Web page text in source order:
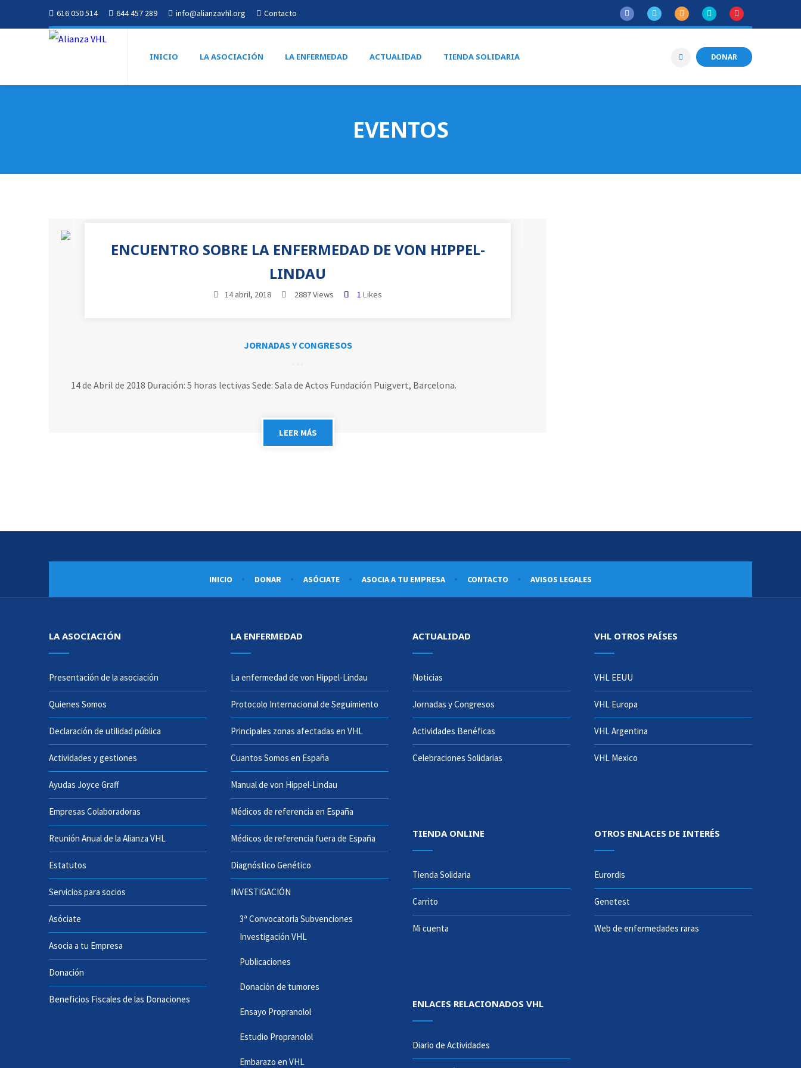
616 050 514 644 457 289 info@alianzavhl.org Contacto
INICIO LA ASOCIACIÓN LA ENFERMEDAD ACTUALIDAD TIENDA SOLIDARIA DONAR
EVENTOS
ENCUENTRO SOBRE LA ENFERMEDAD DE VON HIPPEL-
LINDAU
14 abril, 2018 2887 Views 1 Likes
JORNADAS Y CONGRESOS
14 de Abril de 2018 Duración: 5 horas lectivas Sede: Sala de Actos Fundación Puigvert, Barcelona.
LEER MÁS
INICIO DONAR ASÓCIATE ASOCIA A TU EMPRESA CONTACTO AVISOS LEGALES
LA ASOCIACIÓN
Presentación de la asociación
Quienes Somos
Declaración de utilidad pública
Actividades y gestiones
Ayudas Joyce Graff
Empresas Colaboradoras
Reunión Anual de la Alianza VHL
Estatutos
Servicios para socios
Asóciate
Asocia a tu Empresa
Donación
Beneficios Fiscales de las Donaciones
LA ENFERMEDAD
La enfermedad de von Hippel-Lindau
Protocolo Internacional de Seguimiento
Principales zonas afectadas en VHL
Cuantos Somos en España
Manual de von Hippel-Lindau
Médicos de referencia en España
Médicos de referencia fuera de España
Diagnóstico Genético
INVESTIGACIÓN
3ª Convocatoria Subvenciones
Investigación VHL
Publicaciones
Donación de tumores
Ensayo Propranolol
Estudio Propranolol
Embarazo en VHL
ACTUALIDAD
Noticias
Jornadas y Congresos
Actividades Benéficas
Celebraciones Solidarias
TIENDA ONLINE
Tienda Solidaria
Carrito
Mi cuenta
ENLACES RELACIONADOS VHL
Diario de Actividades
VHL OTROS PAÍSES
VHL EEUU
VHL Europa
VHL Argentina
VHL Mexico
OTROS ENLACES DE INTERÉS
Eurordis
Genetest
Web de enfermedades raras